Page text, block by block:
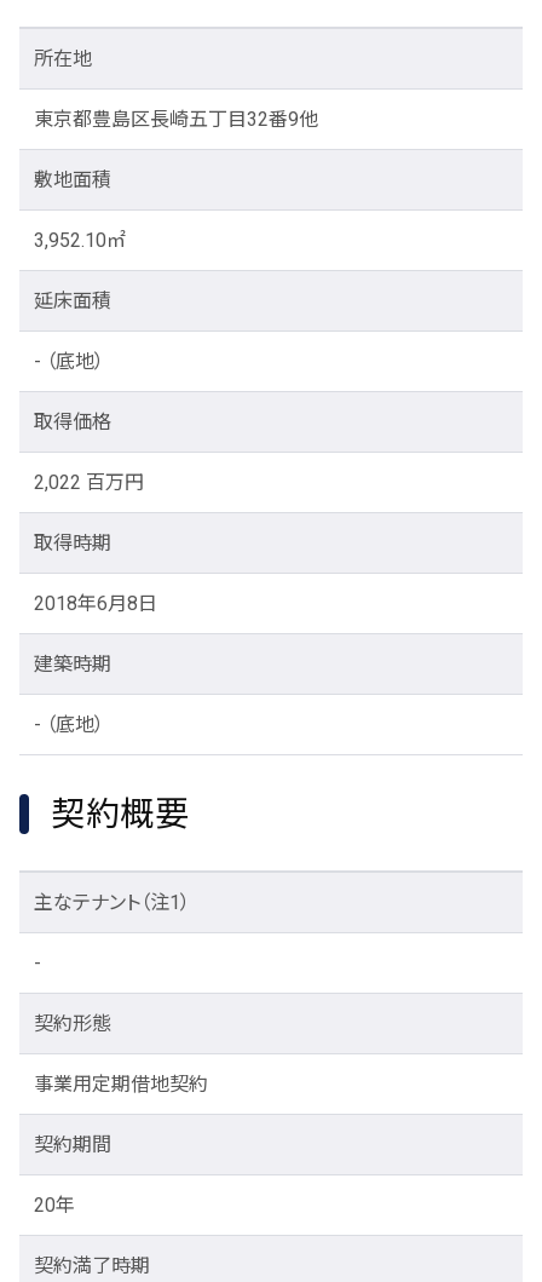
所在地
東京都豊島区長崎五丁目32番9他
敷地面積
3,952.10㎡
延床面積
- （底地）
取得価格
2,022 百万円
取得時期
2018年6月8日
建築時期
- （底地）
契約概要
主なテナント （注1）
-
契約形態
事業用定期借地契約
契約期間
20年
契約満了時期